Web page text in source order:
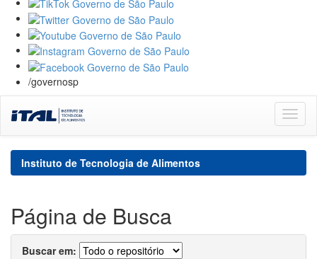
/governosp
navigation
Instituto de Tecnologia de Alimentos
Página de Busca
Buscar em: